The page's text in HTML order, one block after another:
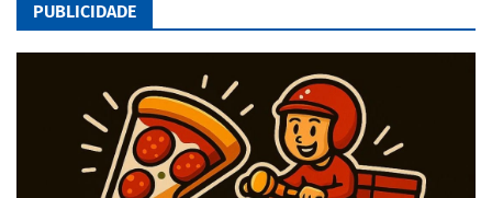
PUBLICIDADE